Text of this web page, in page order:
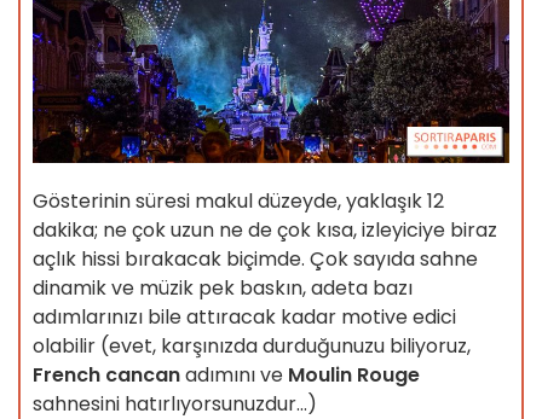
Gösterinin süresi makul düzeyde, yaklaşık 12
dakika; ne çok uzun ne de çok kısa, izleyiciye biraz
açlık hissi bırakacak biçimde. Çok sayıda sahne
dinamik ve müzik pek baskın, adeta bazı
adımlarınızı bile attıracak kadar motive edici
olabilir (evet, karşınızda durduğunuzu biliyoruz,
French cancanadımını ve Moulin Rouge
sahnesini hatırlıyorsunuzdur…)